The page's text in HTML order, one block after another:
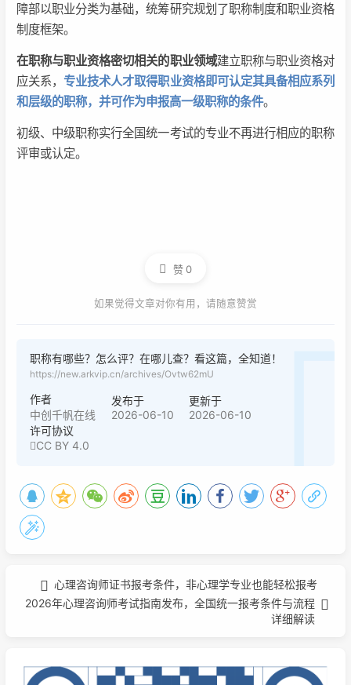
障部以职业分类为基础，统筹研究规划了职称制度和职业资格
制度框架。
在职称与职业资格密切相关的职业领域建立职称与职业资格对
应关系，专业技术人才取得职业资格即可认定其具备相应系列
和层级的职称，并可作为申报高一级职称的条件。
初级、中级职称实行全国统一考试的专业不再进行相应的职称
评审或认定。
赞0
如果觉得文章对你有用，请随意赞赏
职称有哪些？怎么评？在哪儿查？看这篇，全知道！
https://new.arkvip.cn/archives/Ovtw62mU
作者
中创千帆在线
发布于
2026-06-10
更新于
2026-06-10
许可协议
CC BY 4.0
心理咨询师证书报考条件，非心理学专业也能轻松报考
2026年心理咨询师考试指南发布，全国统一报考条件与流程
详细解读